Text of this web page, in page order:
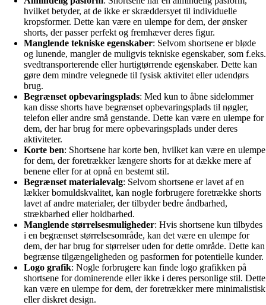
hvilket betyder, at de ikke er skræddersyet til individuelle
kropsformer. Dette kan være en ulempe for dem, der ønsker
shorts, der passer perfekt og fremhæver deres figur.
Manglende tekniske egenskaber: Selvom shortsene er bløde
og lunende, mangler de muligvis tekniske egenskaber, som f.eks.
svedtransporterende eller hurtigtørrende egenskaber. Dette kan
gøre dem mindre velegnede til fysisk aktivitet eller udendørs
brug.
Begrænset opbevaringsplads: Med kun to åbne sidelommer
kan disse shorts have begrænset opbevaringsplads til nøgler,
telefon eller andre små genstande. Dette kan være en ulempe for
dem, der har brug for mere opbevaringsplads under deres
aktiviteter.
Korte ben: Shortsene har korte ben, hvilket kan være en ulempe
for dem, der foretrækker længere shorts for at dække mere af
benene eller for at opnå en bestemt stil.
Begrænset materialevalg: Selvom shortsene er lavet af en
lækker bomuldskvalitet, kan nogle forbrugere foretrække shorts
lavet af andre materialer, der tilbyder bedre åndbarhed,
strækbarhed eller holdbarhed.
Manglende størrelsesmuligheder: Hvis shortsene kun tilbydes
i en begrænset størrelsesområde, kan det være en ulempe for
dem, der har brug for størrelser uden for dette område. Dette kan
begrænse tilgængeligheden og pasformen for potentielle kunder.
Logo grafik: Nogle forbrugere kan finde logo grafikken på
shortsene for dominerende eller ikke i deres personlige stil. Dette
kan være en ulempe for dem, der foretrækker mere minimalistisk
eller diskret design.